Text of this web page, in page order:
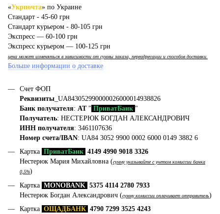
«Укрпочта» по Украине
Стандарт - 45-60 грн
Стандарт курьером - 80-105 грн
Экспресс — 60-100 грн
Экспресс курьером — 100-125 грн
цена может изменяться в зависимости от суммы заказа, переадресации и способов доставки.
Больше информации о доставке
Счет ФОП
Реквизиты _UA843052990000026000014938826
Банк получателя: АТ" ПриватБанк "
Получатель: НЕСТЕРЮК БОГДАН АЛЕКСАНДРОВИЧ
ИНН получателя: 3461107636
Номер счета/IBAN: UA84 3052 9900 0002 6000 0149 3882 6
Картка ПриватБанк 4149 4990 9018 3326
Нестерюк Мария Михайловна (сумму указывайте с учетом комиссии банка
0,5%)
Картка MONOBANK 5375 4114 2780 7933
Нестерюк Богдан Александрович (сумму комиссии оплачивает отправитель)
Картка ОЩАДБАНК 4790 7299 3525 4243